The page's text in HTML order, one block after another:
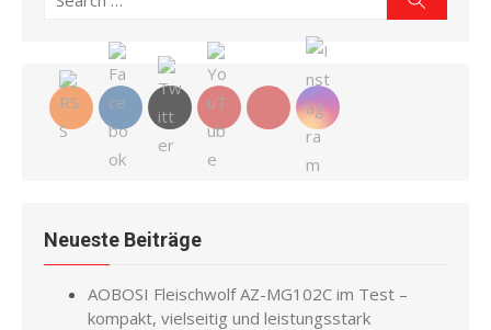
Neueste Beiträge
AOBOSI Fleischwolf AZ-MG102C im Test –
kompakt, vielseitig und leistungsstark